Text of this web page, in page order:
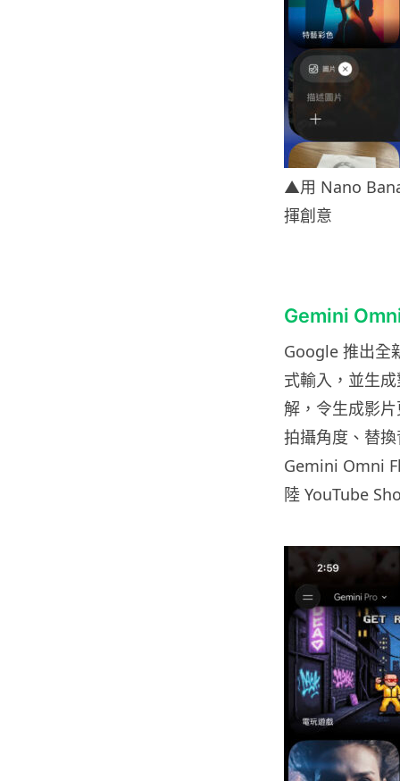
▲用 Nano
揮創意
Gemini
Google 推出全
式輸入，並生
解，令生成影
拍攝角度、替
Gemini Omni
陸 YouTube